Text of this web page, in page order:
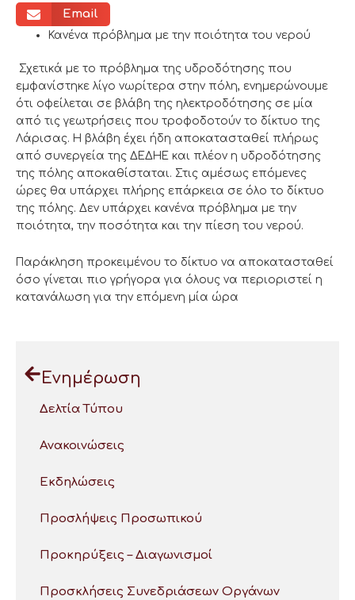
Email
Κανένα πρόβλημα με την ποιότητα του νερού
Σχετικά με το πρόβλημα της υδροδότησης που
εμφανίστηκε λίγο νωρίτερα στην πόλη, ενημερώνουμε
ότι οφείλεται σε βλάβη της ηλεκτροδότησης σε μία
από τις γεωτρήσεις που τροφοδοτούν το δίκτυο της
Λάρισας. Η βλάβη έχει ήδη αποκατασταθεί πλήρως
από συνεργεία της ΔΕΔΗΕ και πλέον η υδροδότησης
της πόλης αποκαθίσταται. Στις αμέσως επόμενες
ώρες θα υπάρχει πλήρης επάρκεια σε όλο το δίκτυο
της πόλης. Δεν υπάρχει κανένα πρόβλημα με την
ποιότητα, την ποσότητα και την πίεση του νερού.
Παράκληση προκειμένου το δίκτυο να αποκατασταθεί
όσο γίνεται πιο γρήγορα για όλους να περιοριστεί η
κατανάλωση για την επόμενη μία ώρα
Ενημέρωση
Δελτία Τύπου
Ανακοινώσεις
Εκδηλώσεις
Προσλήψεις Προσωπικού
Προκηρύξεις – Διαγωνισμοί
Προσκλήσεις Συνεδριάσεων Οργάνων